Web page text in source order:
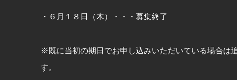
・６月１８日（木）・・・募集終了
※既に当初の期日でお申し込みいただいている場合は
す。